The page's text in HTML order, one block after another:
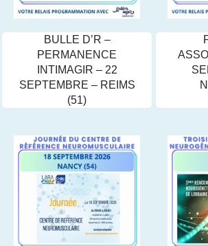
BULLE D’R –
PERMANENCE
INTIMAGIR – 22
SEPTEMBRE – REIMS
(51)